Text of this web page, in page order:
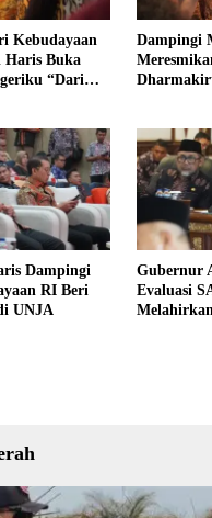
Kebudayaan
Haris Buka
“Dari
Dampingi
Dampingi
RI Beri
UNJA
Gubernur
Evaluasi